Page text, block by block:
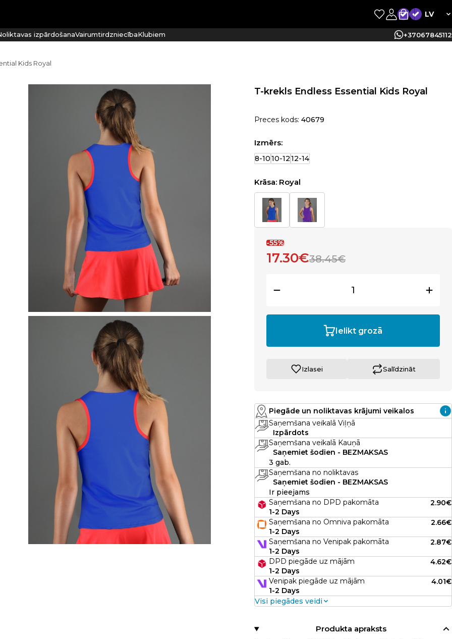
LV
izpārdošanaVairumtirdzniecībaKlubiem +37067845112
Kids Royal
T-krekls Endless Essential Kids Royal
Preces kods: 40679
Izmērs:
8-1010-1212-14
Krāsa: Royal
-55%
17.30€38.45€
Ielikt grozā
Izlasei Salīdzināt
Piegāde un noliktavas krājumi veikalos
Saņemšana veikalā Viļņā
Izpārdots
Saņemšana veikalā Kauņā
Saņemiet šodien - BEZMAKSAS
3 gab.
Saņemšana no noliktavas
Saņemiet šodien - BEZMAKSAS
Ir pieejams
Saņemšana no DPD pakomāta
1-2 Days
2.90€
Saņemšana no Omniva pakomāta
1-2 Days
2.66€
Saņemšana no Venipak pakomāta
1-2 Days
2.87€
DPD piegāde uz mājām
1-2 Days
4.62€
Venipak piegāde uz mājām
1-2 Days
4.01€
Visi piegādes veidi
Produkta apraksts